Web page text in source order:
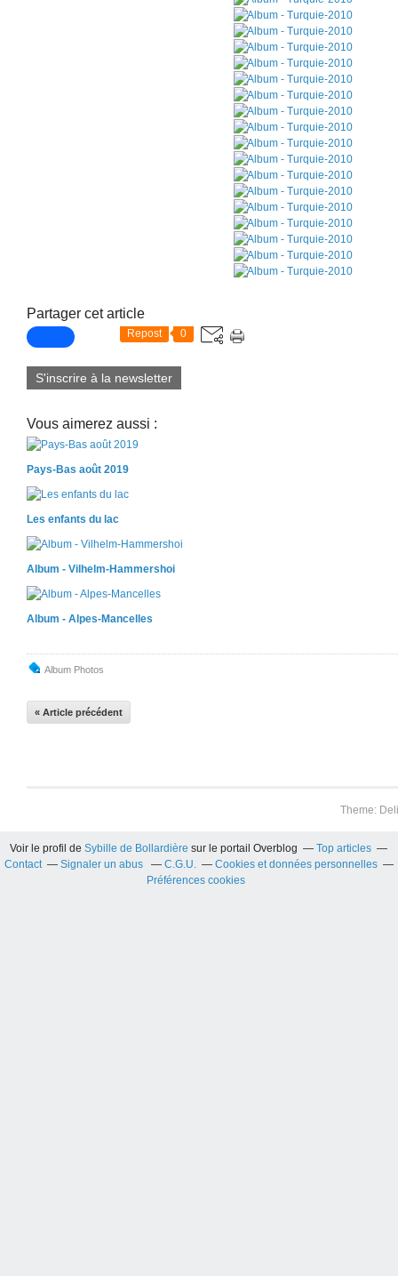
Partager cet article
Repost 0
S'inscrire à la newsletter
Vous aimerez aussi :
Pays-Bas août 2019
Les enfants du lac
Album - Vilhelm-Hammershoi
Album - Alpes-Mancelles
Album Photos
« Article précédent
Theme:
Voir le profil deSybille de Bollardière sur le portail Overblog
Top articles
Contact
Signaler un abus C.G.U.
Cookies et données personnelles
Préférences cookies